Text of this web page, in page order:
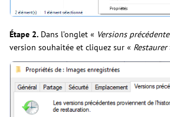
Étape 2. Dans l’onglet « Versions
version souhaitée et cliquez sur « Restaurer